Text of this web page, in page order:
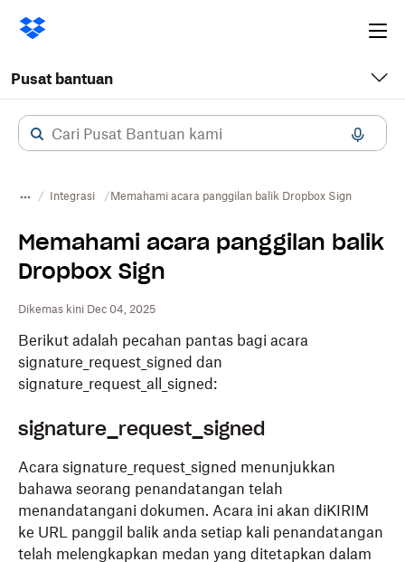
Pusat bantuan
Integrasi Memahami acara panggilan balik Dropbox Sign
Memahami acara panggilan balik
Dropbox Sign
Dikemas kini Dec 04, 2025
Berikut adalah pecahan pantas bagi acara
signature_request_signed dan
signature_request_all_signed :
signature_request_signed
Acara signature_request_signed menunjukkan
bahawa seorang penandatangan telah
menandatangani dokumen. Acara ini akan diKIRIM
ke URL panggil balik anda setiap kali penandatangan
telah melengkapkan medan yang ditetapkan dalam